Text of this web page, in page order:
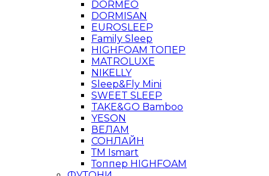
DORMEO
DORMISAN
EUROSLEEP
Family Sleep
HIGHFOAM ТОПЕР
MATROLUXE
NIKELLY
Sleep&Fly Mini
SWEET SLEEP
TAKE&GO Bamboo
YESON
ВЕЛАМ
СОНЛАЙН
ТМ Ismart
Топпер HIGHFOAM